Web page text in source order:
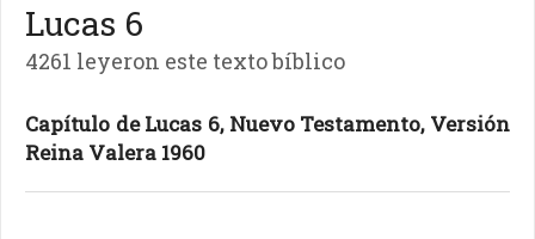
Lucas 6
4261 leyeron este texto bíblico
Capítulo de Lucas 6, Nuevo Testamento, Versión
Reina Valera 1960